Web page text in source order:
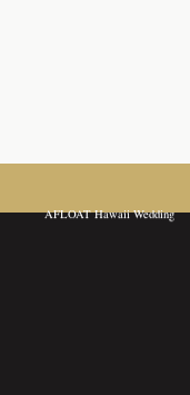
AFLOAT Hawaii